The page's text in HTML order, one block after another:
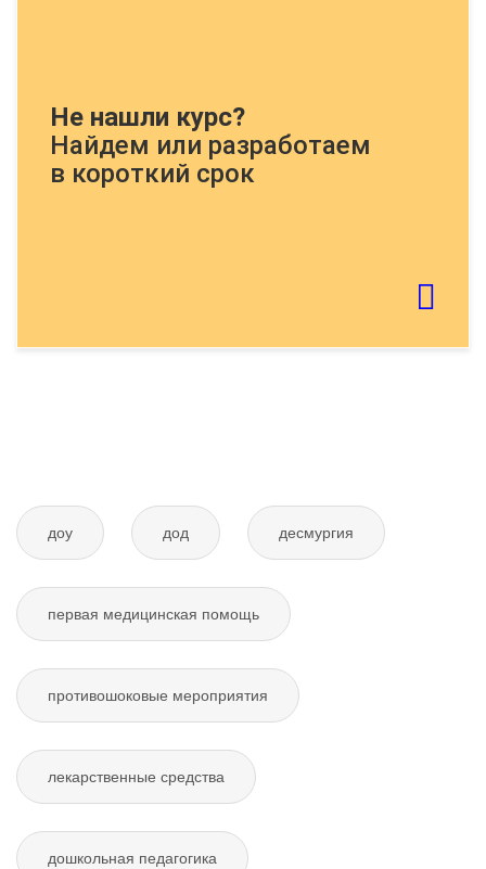
Не нашли курс?
Найдем или разработаем
в короткий срок
Отправить тему
доу дод десмургия
первая медицинская помощь
противошоковые мероприятия
лекарственные средства
дошкольная педагогика